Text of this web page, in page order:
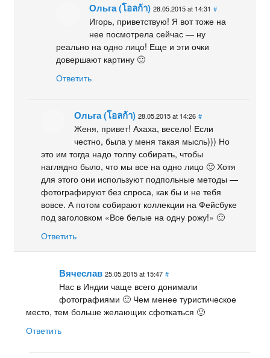
Ольга (โอลก้า) 28.05.2015 at 14:31 #
Игорь, приветствую! Я вот тоже на
нее посмотрела сейчас — ну
реально на одно лицо! Еще и эти очки
довершают картину 🙂
Ответить
Ольга (โอลก้า) 28.05.2015 at 14:26 #
Женя, привет! Ахаха, весело! Если
честно, была у меня такая мысль))) Но
это им тогда надо толпу собирать, чтобы
наглядно было, что мы все на одно лицо 🙂 Хотя
для этого они используют подпольные методы —
фотографируют без спроса, как бы и не тебя
вовсе. А потом собирают коллекции на Фейсбуке
под заголовком «Все белые на одну рожу!» 🙂
Ответить
Вячеслав 25.05.2015 at 15:47 #
Нас в Индии чаще всего донимали
фотографиями 🙂 Чем менее туристическое
место, тем больше желающих сфоткаться 🙂
Ответить